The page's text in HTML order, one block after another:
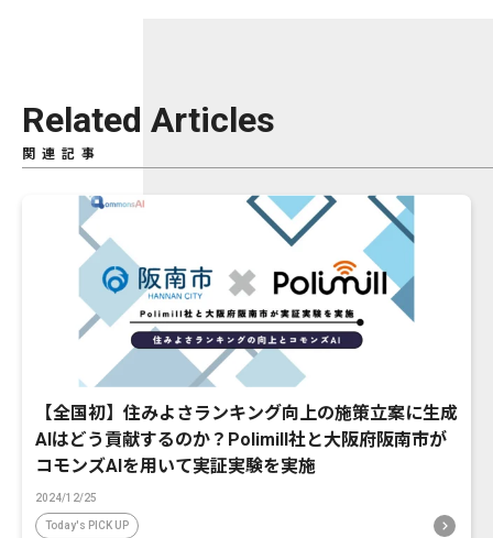
Related Articles
関連記事
【全国初】住みよさランキング向上の施策立案に生成
AIはどう貢献するのか？Polimill社と大阪府阪南市が
コモンズAIを用いて実証実験を実施
2024/12/25
Today's PICK UP